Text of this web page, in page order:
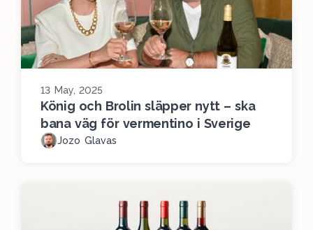
13 May, 2025
König och Brolin släpper nytt – ska
bana väg för vermentino i Sverige
Jozo Glavas